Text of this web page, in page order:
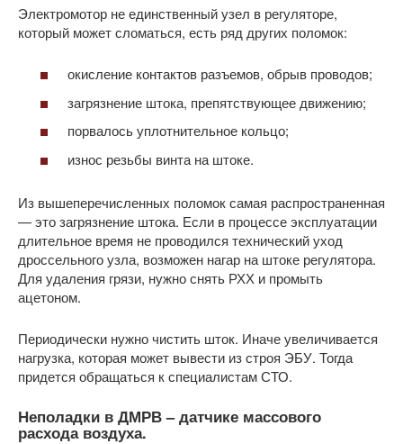
Электромотор не единственный узел в регуляторе,
который может сломаться, есть ряд других поломок:
окисление контактов разъемов, обрыв проводов;
загрязнение штока, препятствующее движению;
порвалось уплотнительное кольцо;
износ резьбы винта на штоке.
Из вышеперечисленных поломок самая распространенная
— это загрязнение штока. Если в процессе эксплуатации
длительное время не проводился технический уход
дроссельного узла, возможен нагар на штоке регулятора.
Для удаления грязи, нужно снять РХХ и промыть
ацетоном.
Периодически нужно чистить шток. Иначе увеличивается
нагрузка, которая может вывести из строя ЭБУ. Тогда
придется обращаться к специалистам СТО.
Неполадки в ДМРВ – датчике массового
расхода воздуха.